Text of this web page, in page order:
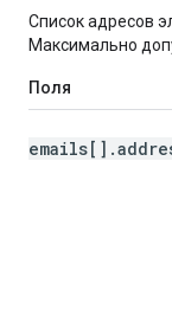
Список адресов
Максимально
Поля